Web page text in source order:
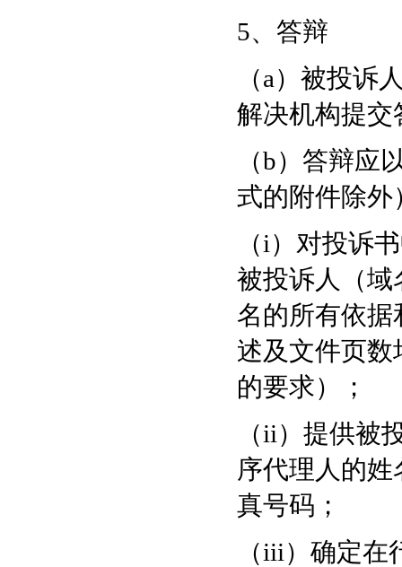
5、答辩
（a）被投诉
解决机构提交
（b）答辩应
式的附件除
（i）对投诉
被投诉人（域
名的所有依据
述及文件页
的要求）；
（ii）提供被
序代理人的
真号码；
（iii）确定